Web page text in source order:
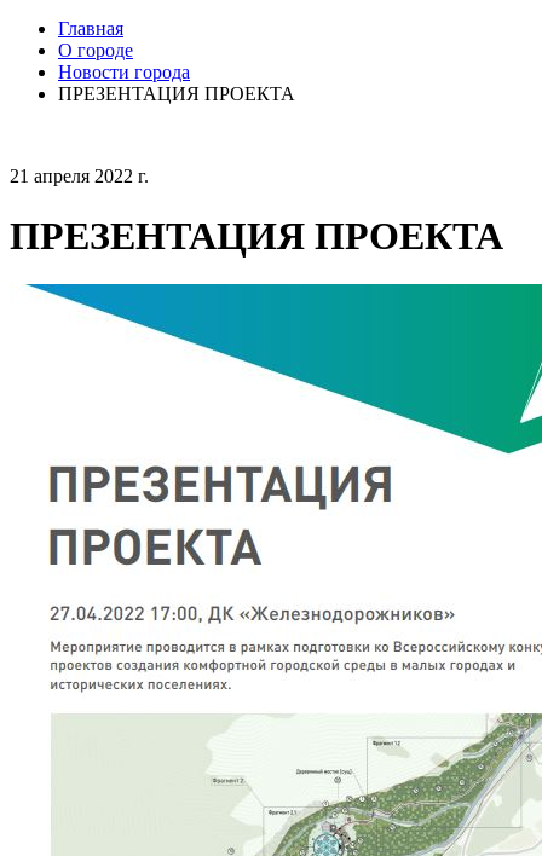
Главная
О городе
Новости города
ПРЕЗЕНТАЦИЯ ПРОЕКТА
21 апреля 2022 г.
ПРЕЗЕНТАЦИЯ ПРОЕКТА